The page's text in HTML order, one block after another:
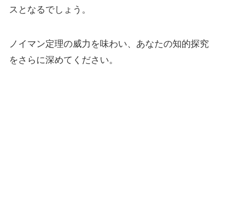
スとなるでしょう。
ノイマン定理の威力を味わい、あなたの知的探究
をさらに深めてください。